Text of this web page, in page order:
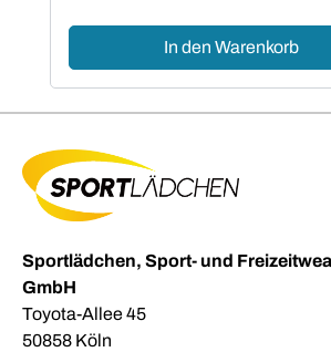
In den Warenkorb
Sportlädchen, Sport- und
GmbH
Toyota-Allee 45
50858 Köln